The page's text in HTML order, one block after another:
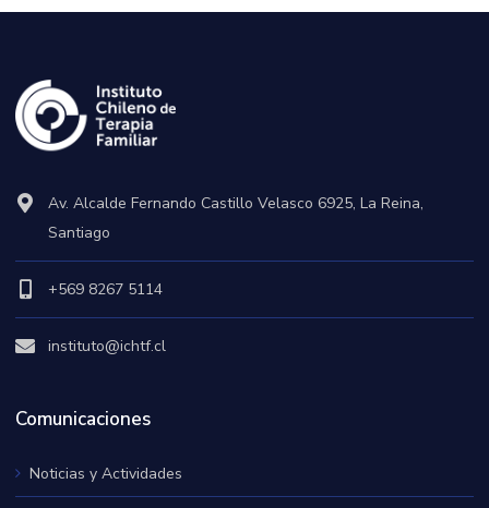
Av. Alcalde Fernando Castillo Velasco 6925, La Reina,
Santiago
+569 8267 5114
instituto@ichtf.cl
Comunicaciones
Noticias y Actividades